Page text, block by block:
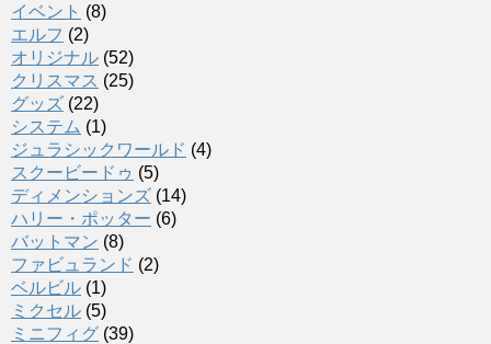
イベント (8)
エルフ (2)
オリジナル (52)
クリスマス (25)
グッズ (22)
システム (1)
ジュラシックワールド (4)
スクービードゥ (5)
ディメンションズ (14)
ハリー・ポッター (6)
バットマン (8)
ファビュランド (2)
ベルビル (1)
ミクセル (5)
ミニフィグ (39)